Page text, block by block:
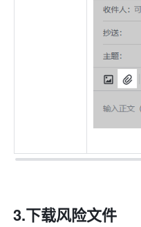
3.下载风险文件